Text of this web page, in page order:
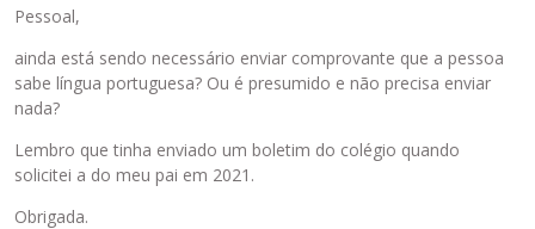
Pessoal,
ainda está sendo necessário enviar comprovante que a pessoa
sabe língua portuguesa? Ou é presumido e não precisa enviar
nada?
Lembro que tinha enviado um boletim do colégio quando
solicitei a do meu pai em 2021.
Obrigada.